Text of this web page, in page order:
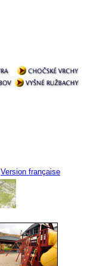
Version française